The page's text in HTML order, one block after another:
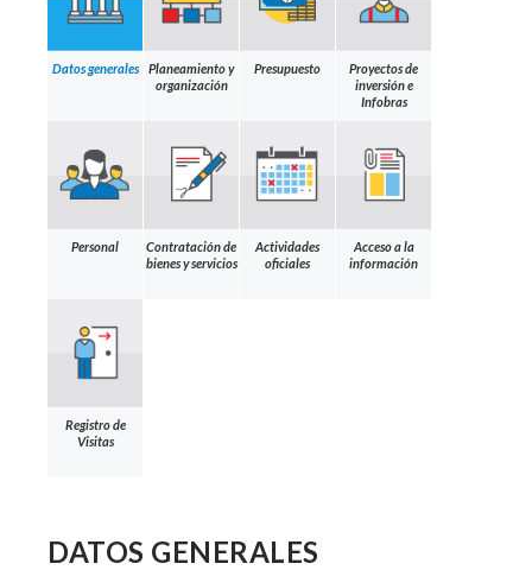
Datos generales
Planeamiento y
organización
Presupuesto
Proyectos de
inversión e
Infobras
Personal
Contratación de
bienes y servicios
Actividades
oficiales
Acceso a la
información
Registro de
Visitas
DATOS GENERALES